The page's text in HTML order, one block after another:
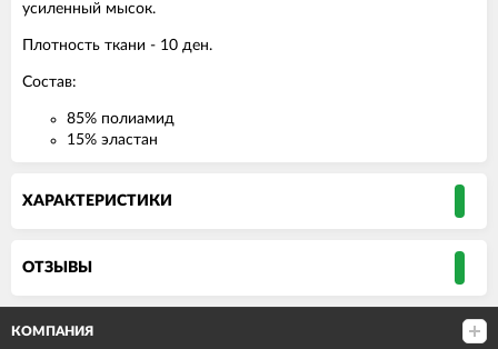
усиленный мысок.
Плотность ткани - 10 ден.
Состав:
85% полиамид
15% эластан
ХАРАКТЕРИСТИКИ
ОТЗЫВЫ
КОМПАНИЯ